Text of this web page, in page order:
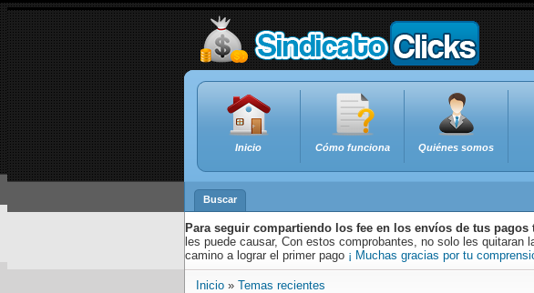
Inicio Cómo funciona Quiénes somos
Buscar
Para seguir compartiendo los fee en los envíos de tus
les puede causar, Con estos comprobantes, no solo les
camino a lograr el primer pago ¡ Muchas gracias por tu
Inicio » Temas recientes